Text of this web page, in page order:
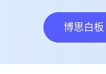
博思白